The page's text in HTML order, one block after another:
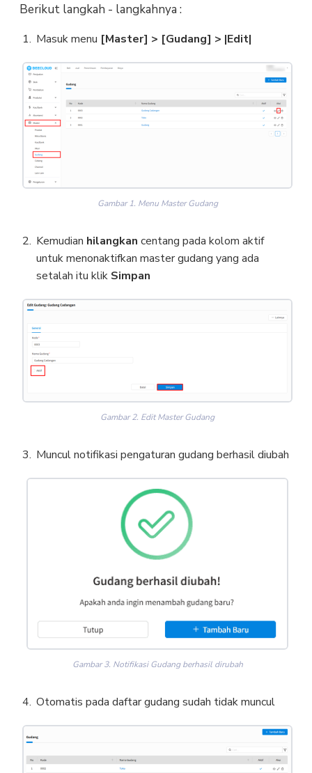
Berikut langkah - langkahnya :
Masuk menu [Master] > [Gudang] > |Edit|
Gambar 1. Menu Master Gudang
Kemudian hilangkan centang pada kolom aktif
untuk menonaktifkan master gudang yang ada
setalah itu klik Simpan
Gambar 2. Edit Master Gudang
Muncul notifikasi pengaturan gudang berhasil diubah
Gambar 3. Notifikasi Gudang berhasil dirubah
Otomatis pada daftar gudang sudah tidak muncul